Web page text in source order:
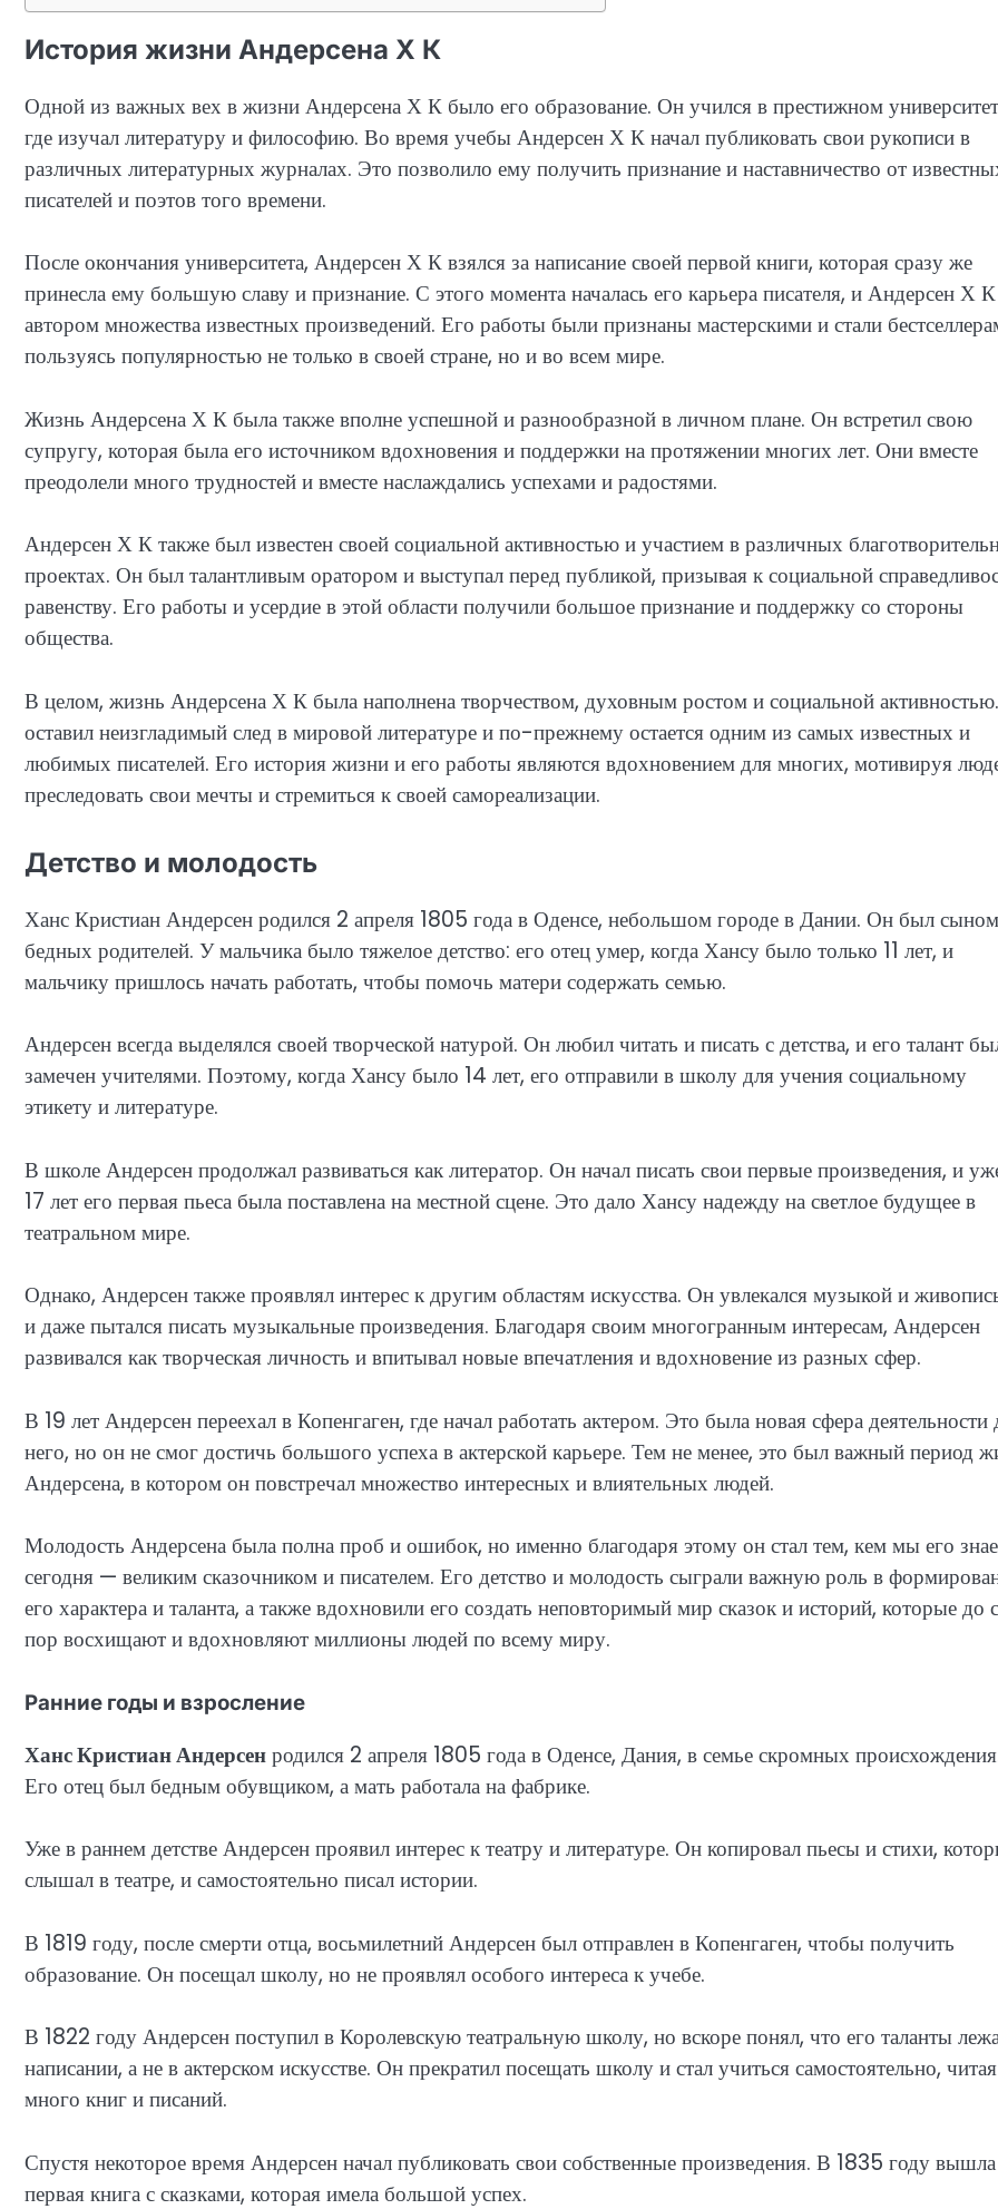
История жизни Андерсена Х К
Одной из важных вех в жизни Андерсена Х К было его образование. Он учился в престижном
где изучал литературу и философию. Во время учебы Андерсен Х К начал публиковать свои рукописи в
различных литературных журналах. Это позволило ему получить признание и наставничество от
писателей и поэтов того времени.
После окончания университета, Андерсен Х К взялся за написание своей первой книги, которая сразу же
принесла ему большую славу и признание. С этого момента началась его карьера писателя, и Андерсен Х К
автором множества известных произведений. Его работы были признаны мастерскими и стали
пользуясь популярностью не только в своей стране, но и во всем мире.
Жизнь Андерсена Х К была также вполне успешной и разнообразной в личном плане. Он встретил свою
супругу, которая была его источником вдохновения и поддержки на протяжении многих лет. Они вместе
преодолели много трудностей и вместе наслаждались успехами и радостями.
Андерсен Х К также был известен своей социальной активностью и участием в различных
проектах. Он был талантливым оратором и выступал перед публикой, призывая к социальной
равенству. Его работы и усердие в этой области получили большое признание и поддержку со стороны
общества.
В целом, жизнь Андерсена Х К была наполнена творчеством, духовным ростом и социальной
оставил неизгладимый след в мировой литературе и по-прежнему остается одним из самых известных и
любимых писателей. Его история жизни и его работы являются вдохновением для многих, мотивируя
преследовать свои мечты и стремиться к своей самореализации.
Детство и молодость
Ханс Кристиан Андерсен родился 2 апреля 1805 года в Оденсе, небольшом городе в Дании. Он был сыном
бедных родителей. У мальчика было тяжелое детство: его отец умер, когда Хансу было только 11 лет, и
мальчику пришлось начать работать, чтобы помочь матери содержать семью.
Андерсен всегда выделялся своей творческой натурой. Он любил читать и писать с детства, и его талант
замечен учителями. Поэтому, когда Хансу было 14 лет, его отправили в школу для учения социальному
этикету и литературе.
В школе Андерсен продолжал развиваться как литератор. Он начал писать свои первые произведения, и
17 лет его первая пьеса была поставлена на местной сцене. Это дало Хансу надежду на светлое будущее в
театральном мире.
Однако, Андерсен также проявлял интерес к другим областям искусства. Он увлекался музыкой и
и даже пытался писать музыкальные произведения. Благодаря своим многогранным интересам, Андерсен
развивался как творческая личность и впитывал новые впечатления и вдохновение из разных сфер.
В 19 лет Андерсен переехал в Копенгаген, где начал работать актером. Это была новая сфера деятельности
него, но он не смог достичь большого успеха в актерской карьере. Тем не менее, это был важный период
Андерсена, в котором он повстречал множество интересных и влиятельных людей.
Молодость Андерсена была полна проб и ошибок, но именно благодаря этому он стал тем, кем мы его
сегодня — великим сказочником и писателем. Его детство и молодость сыграли важную роль в
его характера и таланта, а также вдохновили его создать неповторимый мир сказок и историй, которые до
пор восхищают и вдохновляют миллионы людей по всему миру.
Ранние годы и взросление
Ханс Кристиан Андерсенродился 2 апреля 1805 года в Оденсе, Дания, в семье скромных
Его отец был бедным обувщиком, а мать работала на фабрике.
Уже в раннем детстве Андерсен проявил интерес к театру и литературе. Он копировал пьесы и стихи,
слышал в театре, и самостоятельно писал истории.
В 1819 году, после смерти отца, восьмилетний Андерсен был отправлен в Копенгаген, чтобы получить
образование. Он посещал школу, но не проявлял особого интереса к учебе.
В 1822 году Андерсен поступил в Королевскую театральную школу, но вскоре понял, что его таланты
написании, а не в актерском искусстве. Он прекратил посещать школу и стал учиться самостоятельно, читая
много книг и писаний.
Спустя некоторое время Андерсен начал публиковать свои собственные произведения. В 1835 году вышла
первая книга с сказками, которая имела большой успех.